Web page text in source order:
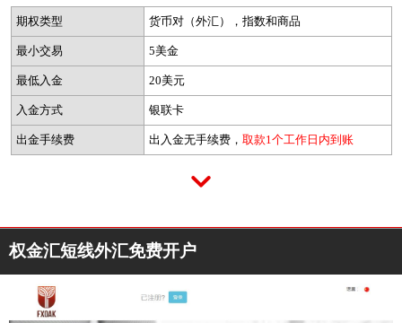
期权类型 货币对（外汇），指数和商品
最小交易 5美金
最低入金 20美元
入金方式 银联卡
出金手续费 出入金无手续费， 取款1个工作日内到账
权金汇短线外汇免费开户